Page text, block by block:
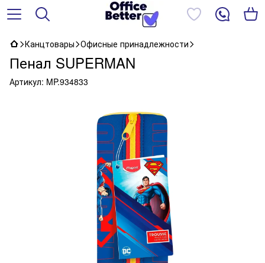
Канцтовары Офисные принадлежности
Пенал SUPERMAN
Артикул: MP.934833